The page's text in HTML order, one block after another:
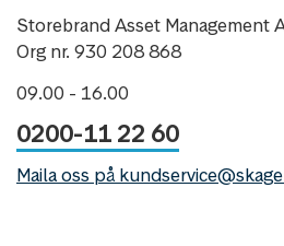
Storebrand Asset Management
Org nr. 930 208 868
09.00 - 16.00
0200-11 22 60
Maila oss på